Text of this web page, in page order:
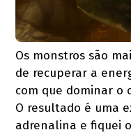
Os monstros são
de recuperar a
com que dominar o
O resultado é uma
adrenalina e fiquei